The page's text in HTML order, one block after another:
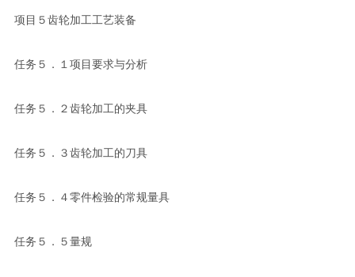
项目５齿轮加工工艺装备
任务５．１项目要求与分析
任务５．２齿轮加工的夹具
任务５．３齿轮加工的刀具
任务５．４零件检验的常规量具
任务５．５量规